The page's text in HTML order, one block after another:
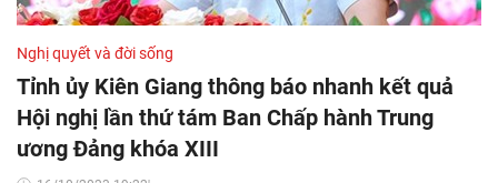
Nghị quyết và đời sống
Tỉnh ủy Kiên Giang thông báo nhanh kết quả
Hội nghị lần thứ tám Ban Chấp hành Trung
ương Đảng khóa XIII